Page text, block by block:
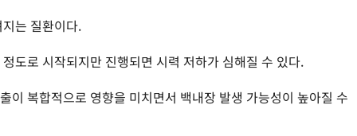
는 질환이다.
도로 시작되지만 진행되면 시력 저하가 심해질 수 있다.
이 복합적으로 영향을 미치면서 백내장 발생 가능성이 높아질 수